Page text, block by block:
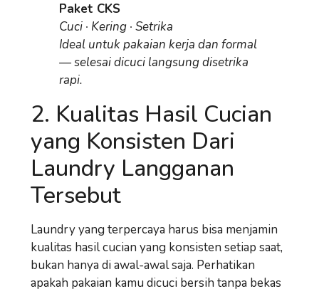
Paket CKS
Cuci · Kering · Setrika
Ideal untuk pakaian kerja dan formal
— selesai dicuci langsung disetrika
rapi.
2. Kualitas Hasil Cucian
yang Konsisten Dari
Laundry Langganan
Tersebut
Laundry yang terpercaya harus bisa menjamin
kualitas hasil cucian yang konsisten setiap saat,
bukan hanya di awal-awal saja. Perhatikan
apakah pakaian kamu dicuci bersih tanpa bekas